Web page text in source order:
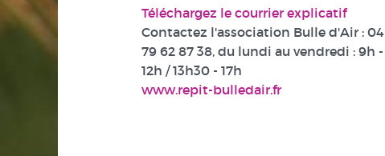
Téléchargez le courrier explicatif
Contactez l'association Bulle d'Air : 04
79 62 87 38, du lundi au vendredi : 9h -
12h / 13h30 - 17h
www.repit-bulledair.fr